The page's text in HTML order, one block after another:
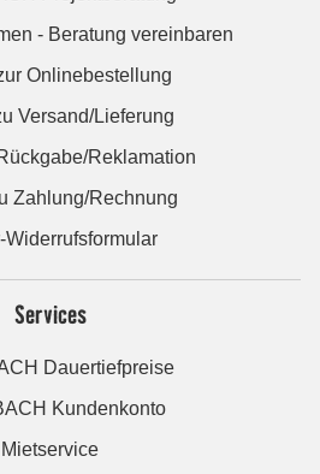
- Beratung vereinbaren
Onlinebestellung
Versand/Lieferung
Reklamation
Zahlung/Rechnung
Widerrufsformular
Services
Dauertiefpreise
Kundenkonto
Mietservice